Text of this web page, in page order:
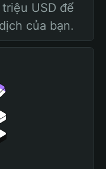
USD để
của bạn.